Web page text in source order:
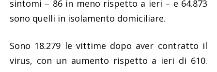
sintomi – 86 in meno rispetto a ieri – e 64.873
sono quelli in isolamento domiciliare.
Sono 18.279 le vittime dopo aver contratto il
virus, con un aumento rispetto a ieri di 610.